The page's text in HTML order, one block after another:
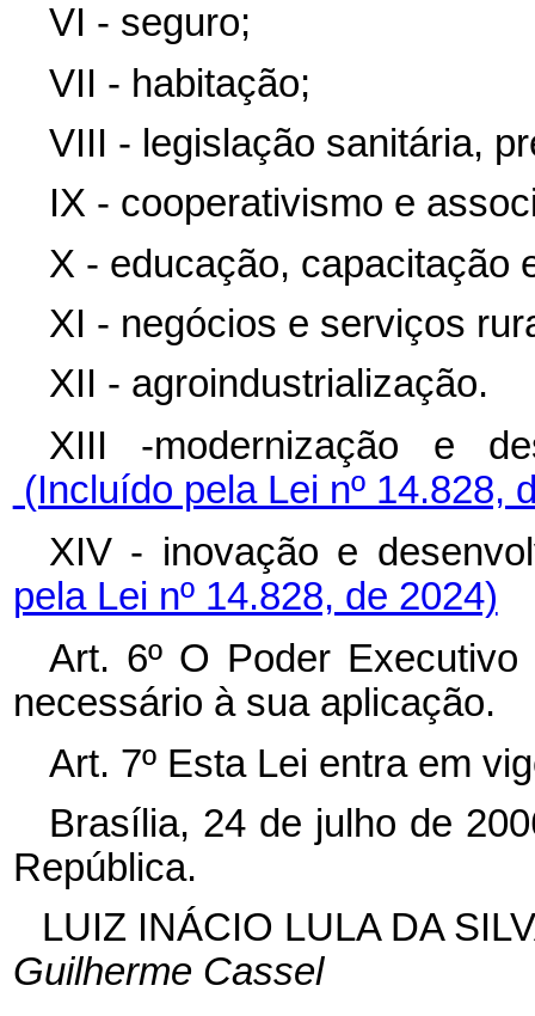
VI - seguro;
VII - habitação;
VIII - legislação sanitária,
IX - cooperativismo e
X - educação, capacitação
XI - negócios e serviços
XII - agroindustrialização.
XIII -modernização e
(Incluído pela Lei nº 14.828,
XIV - inovação e
pela Lei nº 14.828, de 2024)
Art. 6º O Poder
necessário à sua aplicação.
Art. 7º Esta Lei entra em
Brasília, 24 de julho de
República.
LUIZ INÁCIO LULA DA
Guilherme Cassel